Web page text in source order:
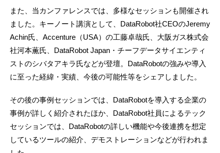
また、当カンファレンスでは、多様なセッションも開催され
ました。キーノート講演として、DataRobot社CEOのJeremy
Achin氏、Accenture（USA）の工藤卓哉氏、大阪ガス株式会
社河本薫氏、DataRobot Japan・チーフデータサイエンティ
ストのシバタアキラ氏などが登壇。DataRobotの強みや導入
に至った経緯・実績、今後の可能性等をシェアしました。
その後の事例セッションでは、DataRobotを導入する企業の
事例が詳しく紹介されたほか、DataRobot社員によるテック
セッションでは、DataRobotの詳しい機能や今後連携を想定
しているツールの紹介、デモストレーションなどが行われま